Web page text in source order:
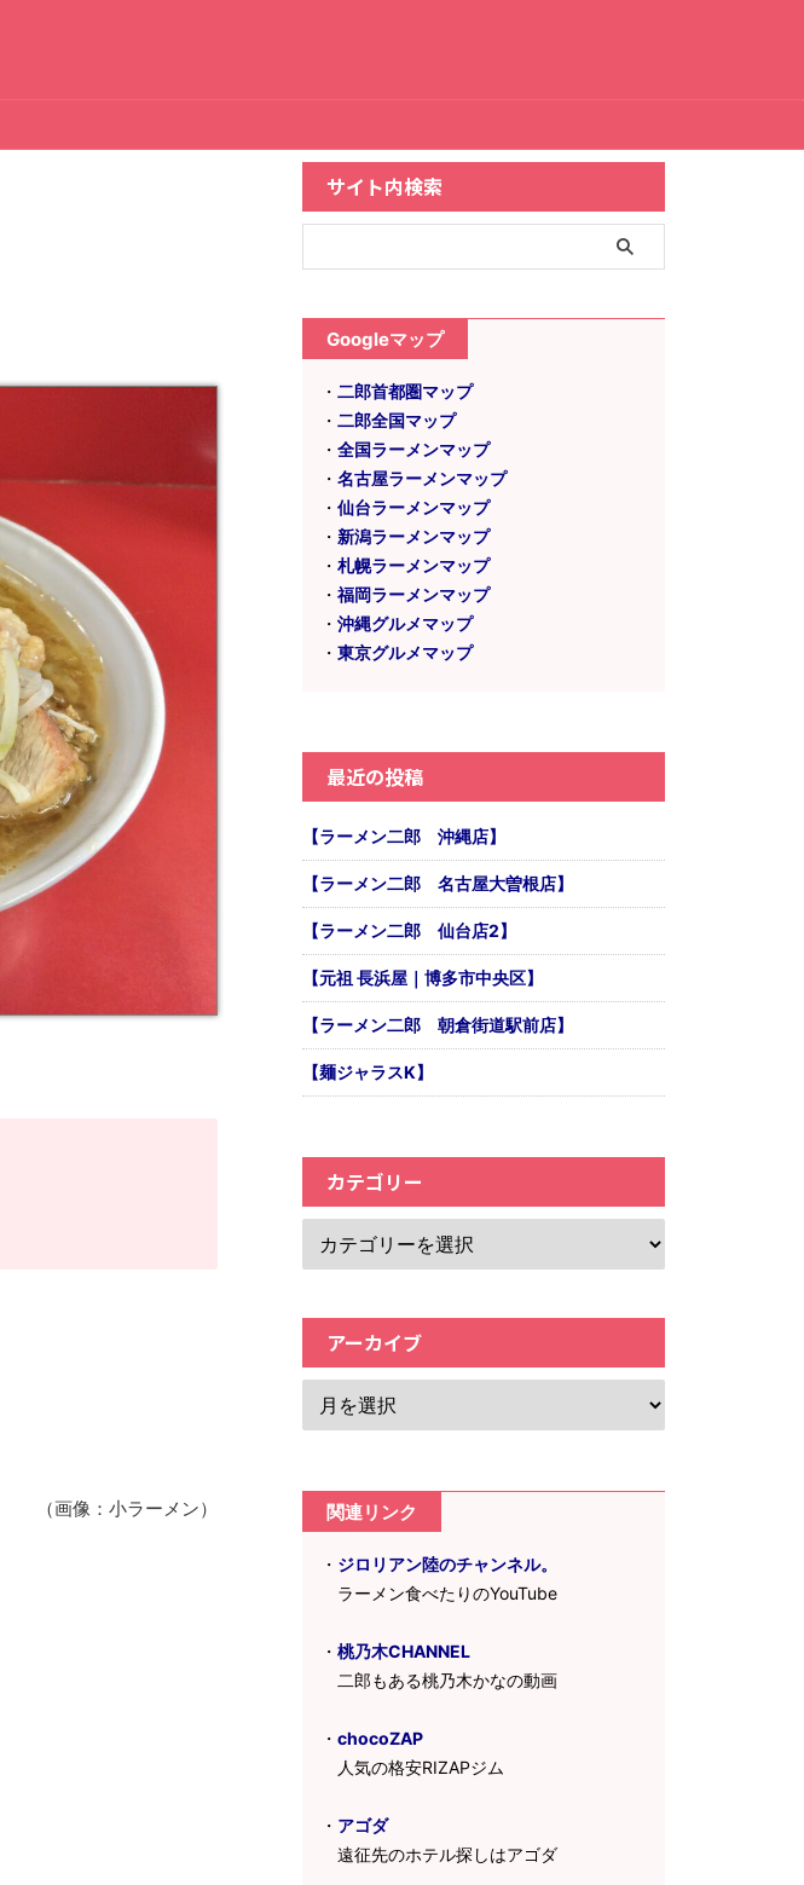
（画像：小ラーメン）
サイト内検索
Googleマップ
・ 二郎首都圏マップ
・ 二郎全国マップ
・ 全国ラーメンマップ
・ 名古屋ラーメンマップ
・ 仙台ラーメンマップ
・ 新潟ラーメンマップ
・ 札幌ラーメンマップ
・ 福岡ラーメンマップ
・ 沖縄グルメマップ
・ 東京グルメマップ
最近の投稿
【ラーメン二郎 沖縄店】
【ラーメン二郎 名古屋大曽根店】
【ラーメン二郎 仙台店2】
【元祖 長浜屋｜博多市中央区】
【ラーメン二郎 朝倉街道駅前店】
【麺ジャラスK】
カテゴリー
アーカイブ
関連リンク
・ ジロリアン陸のチャンネル。
ラーメン食べたりのYouTube
・ 桃乃木CHANNEL
二郎もある桃乃木かなの動画
・ chocoZAP
人気の格安RIZAPジム
・ アゴダ
遠征先のホテル探しはアゴダ